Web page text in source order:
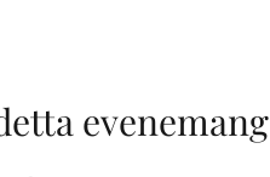
evenemang